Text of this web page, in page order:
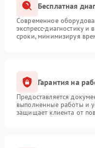
Бесплатная
Современное
экспресс-диагностику и
сроки, минимизируя
Гарантия на
Предоставляется
выполненные работы и
защищает клиента от